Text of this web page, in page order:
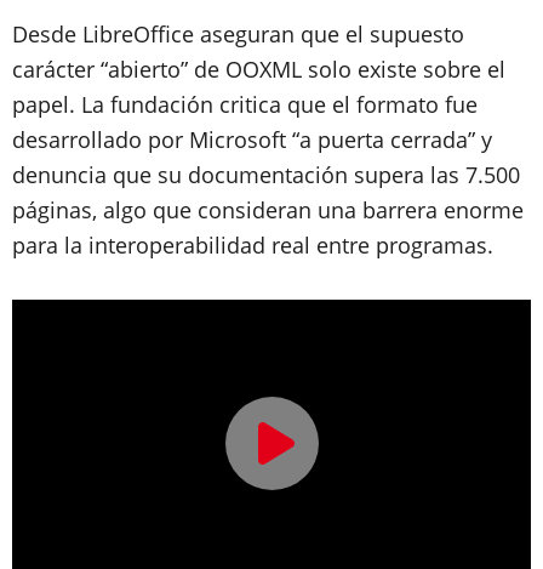
Desde LibreOffice aseguran que el supuesto
carácter “abierto” de OOXML solo existe sobre el
papel. La fundación critica que el formato fue
desarrollado por Microsoft “a puerta cerrada” y
denuncia que su documentación supera las 7.500
páginas, algo que consideran una barrera enorme
para la interoperabilidad real entre programas.